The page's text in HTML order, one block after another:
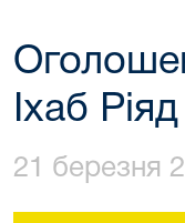
Іхаб
21 березня